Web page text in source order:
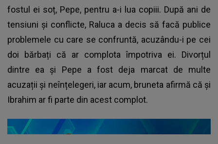
fostul ei soț, Pepe, pentru a-i lua copiii. După ani de
tensiuni și conflicte, Raluca a decis să facă publice
problemele cu care se confruntă, acuzându-i pe cei
doi bărbați că ar complota împotriva ei. Divorțul
dintre ea și Pepe a fost deja marcat de multe
acuzații și neînțelegeri, iar acum, bruneta afirmă că și
Ibrahim ar fi parte din acest complot.